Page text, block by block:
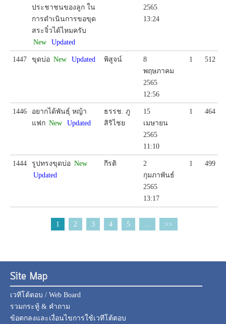
ประชาชนของลูก ใน
การดำเนินการขอขุด
สระจิ๋วได้ไหมครับ
New
Updated
2565
13:24
1447 ขุดบ่อ New Updated พิสูจน์
8
พฤษภาคม
2565
12:56
1 512
1446
อยากได้พันธุ์ หญ้า
แฟก New Updated
ธรรช. ภู
สิริไชย
15
เมษายน
2565
11:10
1 464
1444 รูปทรงขุดบ่อ New
Updated
กีรติ
2
กุมภาพันธ์
2565
13:17
1 499
1 2 3 4 5 >>
Site Map
เวทีโต้ตอบ / Web Board
รวมกระทู้ & คำถาม
ข้อตกลงและเงื่อนไขการใช้เวทีโต้ตอบ